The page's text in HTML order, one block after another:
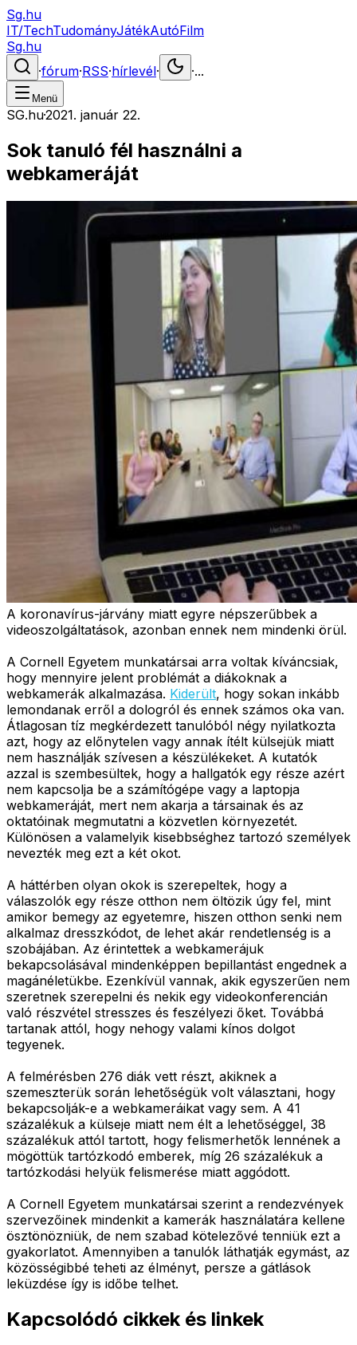
Sg.hu
IT/TechTudományJátékAutóFilm
Sg.hu
·fórum·RSS·hírlevél· ·...
Menü
SG.hu·2021. január 22.
Sok tanuló fél használni a
webkameráját
A koronavírus-járvány miatt egyre népszerűbbek a
videoszolgáltatások, azonban ennek nem mindenki örül.
A Cornell Egyetem munkatársai arra voltak kíváncsiak,
hogy mennyire jelent problémát a diákoknak a
webkamerák alkalmazása. Kiderült, hogy sokan inkább
lemondanak erről a dologról és ennek számos oka van.
Átlagosan tíz megkérdezett tanulóból négy nyilatkozta
azt, hogy az előnytelen vagy annak ítélt külsejük miatt
nem használják szívesen a készülékeket. A kutatók
azzal is szembesültek, hogy a hallgatók egy része azért
nem kapcsolja be a számítógépe vagy a laptopja
webkameráját, mert nem akarja a társainak és az
oktatóinak megmutatni a közvetlen környezetét.
Különösen a valamelyik kisebbséghez tartozó személyek
nevezték meg ezt a két okot.
A háttérben olyan okok is szerepeltek, hogy a
válaszolók egy része otthon nem öltözik úgy fel, mint
amikor bemegy az egyetemre, hiszen otthon senki nem
alkalmaz dresszkódot, de lehet akár rendetlenség is a
szobájában. Az érintettek a webkamerájuk
bekapcsolásával mindenképpen bepillantást engednek a
magánéletükbe. Ezenkívül vannak, akik egyszerűen nem
szeretnek szerepelni és nekik egy videokonferencián
való részvétel stresszes és feszélyezi őket. Továbbá
tartanak attól, hogy nehogy valami kínos dolgot
tegyenek.
A felmérésben 276 diák vett részt, akiknek a
szemeszterük során lehetőségük volt választani, hogy
bekapcsolják-e a webkameráikat vagy sem. A 41
százalékuk a külseje miatt nem élt a lehetőséggel, 38
százalékuk attól tartott, hogy felismerhetők lennének a
mögöttük tartózkodó emberek, míg 26 százalékuk a
tartózkodási helyük felismerése miatt aggódott.
A Cornell Egyetem munkatársai szerint a rendezvények
szervezőinek mindenkit a kamerák használatára kellene
ösztönözniük, de nem szabad kötelezővé tenniük ezt a
gyakorlatot. Amennyiben a tanulók láthatják egymást, az
közösségibbé teheti az élményt, persze a gátlások
leküzdése így is időbe telhet.
Kapcsolódó cikkek és linkek